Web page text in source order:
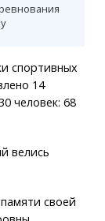
спортивных
14
человек: 68
велись
своей